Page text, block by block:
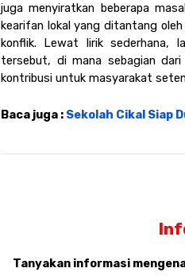
juga menyiratkan beberapa
kearifan lokal yang ditantang
konflik. Lewat lirik sederhana,
tersebut, di mana sebagian
kontribusi untuk masyarakat
Baca juga : Sekolah Cikal Siap
Tanyakan informasi